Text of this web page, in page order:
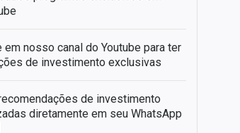
nosso canal do Youtube para ter
de investimento exclusivas
de investimento
diretamente em seu WhatsApp